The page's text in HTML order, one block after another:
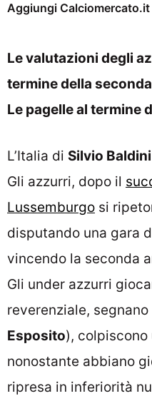
Aggiungi
Le valutazioni degli
termine della
Le pagelle al termine
L’Italia di Silvio Baldini
Gli azzurri, dopo il
Lussemburgo si
disputando una gara
vincendo la seconda
Gli under azzurri
reverenziale,
Esposito), colpiscono
nonostante abbiano
ripresa in inferiorità